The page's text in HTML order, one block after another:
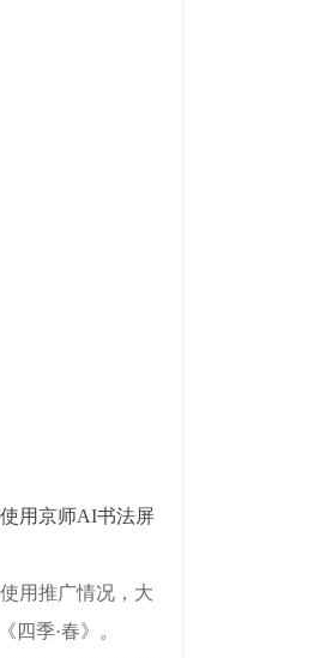
用京师AI书法屏
用推广情况，大
季·春》。